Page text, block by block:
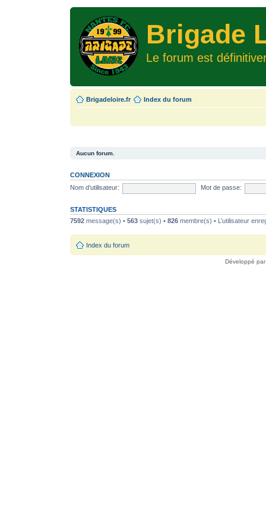
Brigade
Le forum est
Brigadeloire.fr Index du forum
Aucun forum.
CONNEXION
Nom d’utilisateur:
Mot de passe:
STATISTIQUES
7592 message(s) • 563 sujet(s) • 826 membre(s) • L’utilisateur
Index du forum
Développé